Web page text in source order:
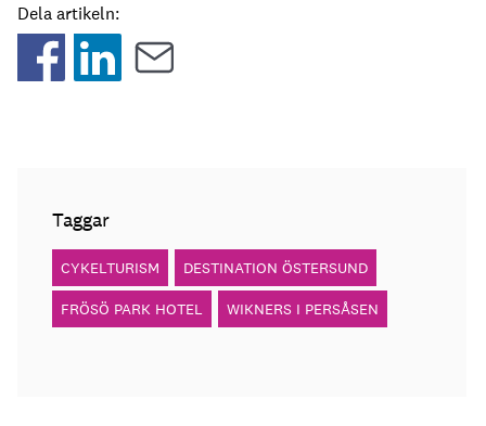
Dela artikeln:
Taggar
CYKELTURISM DESTINATION ÖSTERSUND
FRÖSÖ PARK HOTEL WIKNERS I PERSÅSEN